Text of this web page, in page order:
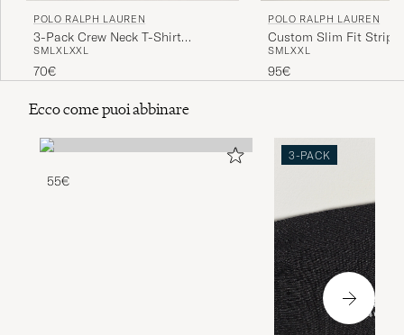
POLO RALPH LAUREN
3-Pack Crew Neck T-Shirt
Navy/Light Navy/Elite Blue
SMLXLXXL
70€
POLO RALPH LAUREN
Custom Slim Fit
Newport Navy
SMLXXL
95€
Ecco come puoi abbinare
55€
3-PACK